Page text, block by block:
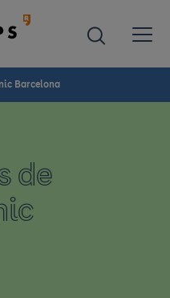
Barcelona
de